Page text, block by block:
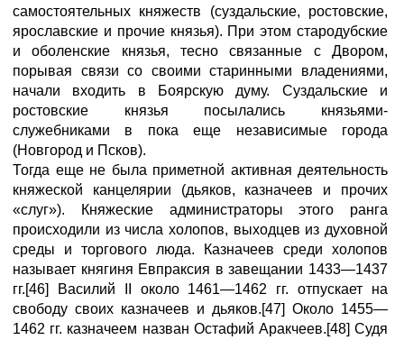
самостоятельных княжеств (суздальские, ростовские,
ярославские и прочие князья). При этом стародубские
и оболенские князья, тесно связанные с Двором,
порывая связи со своими старинными владениями,
начали входить в Боярскую думу. Суздальские и
ростовские князья посылались князьями-
служебниками в пока еще независимые города
(Новгород и Псков).
Тогда еще не была приметной активная деятельность
княжеской канцелярии (дьяков, казначеев и прочих
«слуг»). Княжеские администраторы этого ранга
происходили из числа холопов, выходцев из духовной
среды и торгового люда. Казначеев среди холопов
называет княгиня Евпраксия в завещании 1433—1437
гг.[46] Василий II около 1461—1462 гг. отпускает на
свободу своих казначеев и дьяков.[47] Около 1455—
1462 гг. казначеем назван Остафий Аракчеев.[48] Судя